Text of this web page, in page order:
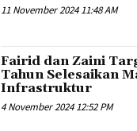
11 November 2024 11:48 AM
Fairid dan Zaini
Tahun Selesaikan
Infrastruktur
4 November 2024 12:52 PM